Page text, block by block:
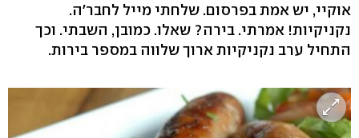
אוקיי, יש אמת בפרסום. שלחתי מייל לחבר'ה.
נקניקיות! אמרתי. בירה? שאלו. כמובן, השבתי. וכך
התחיל ערב נקניקיות ארוך שלווה במספר בירות.